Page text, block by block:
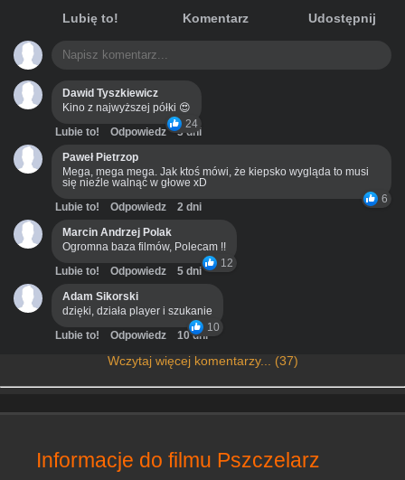
Lubię to! Komentarz Udostępnij
Dawid Tyszkiewicz
Kino z najwyższej półki 😍
24
Lubie to! Odpowiedz
3 dni
Paweł Pietrzop
Mega, mega mega. Jak ktoś mówi, że kiepsko wygląda to musi
się nieźle walnąć w głowe xD
6
Lubie to! Odpowiedz
2 dni
Marcin Andrzej Polak
Ogromna baza filmów, Polecam !!
12
Lubie to! Odpowiedz
5 dni
Adam Sikorski
dzięki, działa player i szukanie
10
Lubie to! Odpowiedz 10 dni
Wczytaj więcej komentarzy... (37)
Informacje do filmu Pszczelarz